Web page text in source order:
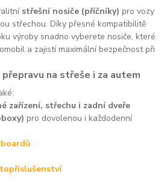
střešní nosiče (příčníky) pro vozy
střechou. Díky přesné kompatibilitě
výroby snadno vyberete nosiče, které
a zajistí maximální bezpečnost při
na střeše i za autem
zařízení, střechu i zadní dveře
pro dovolenou i každodenní